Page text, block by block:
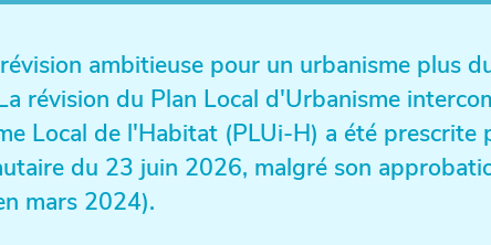
ambitieuse pour un urbanisme plus
révision du Plan Local d'Urbanisme
Local de l'Habitat (PLUi-H) a été prescrite
du 23 juin 2026, malgré son
mars 2024).